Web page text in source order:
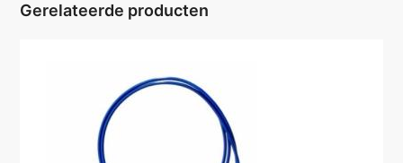
Gerelateerde producten